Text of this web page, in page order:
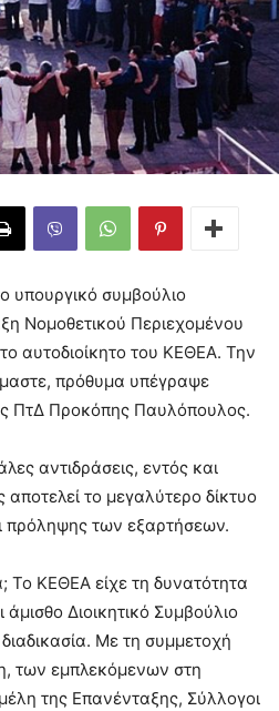
υπουργικό συμβούλιο
Νομοθετικού Περιεχομένου
αυτοδιοίκητο του ΚΕΘΕΑ. Την
πρόθυμα υπέγραψε
ΠτΔ Προκόπης Παυλόπουλος.
αντιδράσεις, εντός και
το μεγαλύτερο δίκτυο
πρόληψης των εξαρτήσεων.
Το ΚΕΘΕΑ είχε τη δυνατότητα
Διοικητικό Συμβούλιο
Με τη συμμετοχή
των εμπλεκόμενων στη
της Επανένταξης, Σύλλογοι